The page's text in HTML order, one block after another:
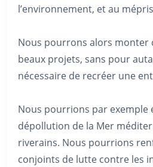
l’environnement, et au
Nous pourrons alors monter
beaux projets, sans pour
nécessaire de recréer une
Nous pourrions par exemple
dépollution de la Mer
riverains. Nous pourrions
conjoints de lutte contre les